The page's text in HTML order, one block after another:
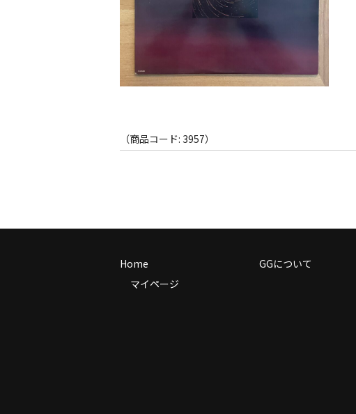
（商品コード: 3957）
Home
マイページ
GGについて